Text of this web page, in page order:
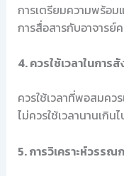
การเตรียมความพร้อม
การสื่อสารกับอาจารย์
4. ควรใช้เวลาในการ
ควรใช้เวลาที่พอสมคว
ไม่ควรใช้เวลานานเกิน
5. การวิเคราะห์วรรณ